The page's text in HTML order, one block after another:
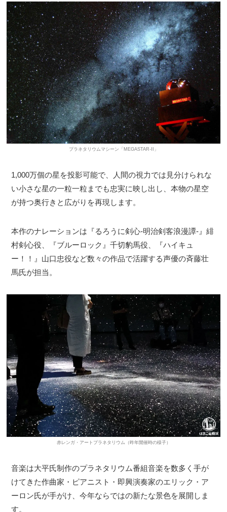
プラネタリウムマシーン「MEGASTAR-II」
1,000万個の星を投影可能で、人間の視力では見分けられな
い小さな星の一粒一粒までも忠実に映し出し、本物の星空
が持つ奥行きと広がりを再現します。
本作のナレーションは『るろうに剣心-明治剣客浪漫譚-』緋
村剣心役、『ブルーロック』千切豹馬役、『ハイキュ
ー！！』山口忠役など数々の作品で活躍する声優の斉藤壮
馬氏が担当。
赤レンガ・アートプラネタリウム（昨年開催時の様子）
音楽は大平氏制作のプラネタリウム番組音楽を数多く手が
けてきた作曲家・ピアニスト・即興演奏家のエリック・ア
ーロン氏が手がけ、今年ならではの新たな景色を展開しま
す。